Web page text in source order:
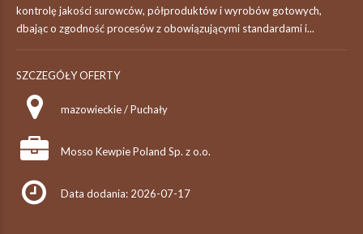
kontrolę jakości surowców, półproduktów i wyrobów gotowych,
dbając o zgodność procesów z obowiązującymi standardami i...
SZCZEGÓŁY OFERTY
mazowieckie / Puchały
Mosso Kewpie Poland Sp. z o.o.
Data dodania: 2026-07-17